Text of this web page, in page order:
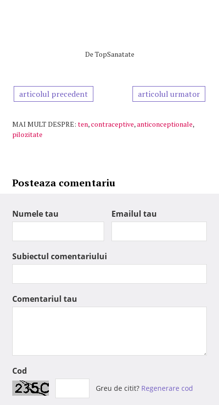
De TopSanatate
articolul precedent articolul urmator
MAI MULT DESPRE: ten,contraceptive,anticonceptionale,
pilozitate
Posteaza comentariu
Numele tau Emailul tau
Subiectul comentariului
Comentariul tau
Cod
Greu de citit? Regenerare cod